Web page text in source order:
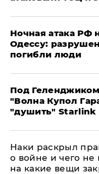
​Ночная атака РФ
Одессу:
погибли люди
Под
"Волна Купол
"душить" Starlink
Наки раскрыл
о войне и чего не
на какие вещи